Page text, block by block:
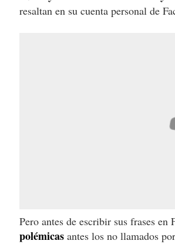
resaltan en su cuenta personal de
Pero antes de escribir sus frases en
polémicas antes los no llamados